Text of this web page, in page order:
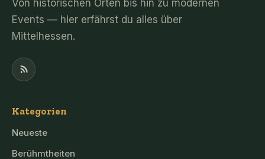
Von historischen Orten bis hin zu modernen
Events — hier erfährst du alles über
Mittelhessen.
Kategorien
Neueste
Berühmtheiten